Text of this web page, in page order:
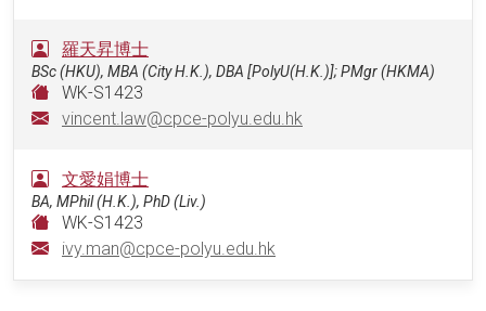
羅天昇博士
BSc (HKU), MBA (City H.K.), DBA [PolyU(H.K.)]; PMgr (HKMA)
WK-S1423
vincent.law@cpce-polyu.edu.hk
文愛娟博士
BA, MPhil (H.K.), PhD (Liv.)
WK-S1423
ivy.man@cpce-polyu.edu.hk